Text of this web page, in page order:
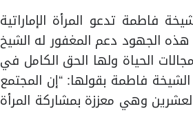
فاطمة تدعو المرأة الإماراتية
الجهود دعم المغفور له الشيخ
الحياة ولها الحق الكامل في
فاطمة بقولها: “إن المجتمع
وهي معززة بمشاركة المرأة